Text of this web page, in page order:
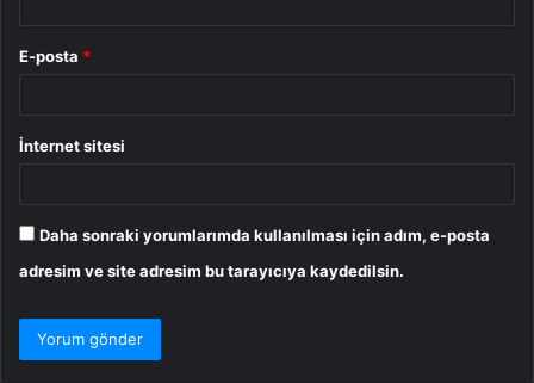
E-posta *
İnternet sitesi
Daha sonraki yorumlarımda kullanılması için adım, e-posta
adresim ve site adresim bu tarayıcıya kaydedilsin.